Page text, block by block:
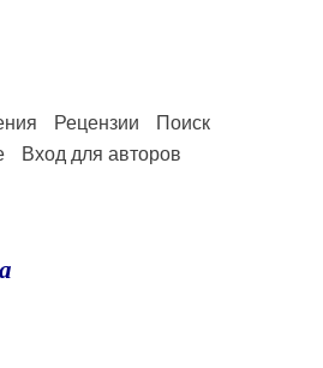
Рецензии
Поиск
Вход для авторов